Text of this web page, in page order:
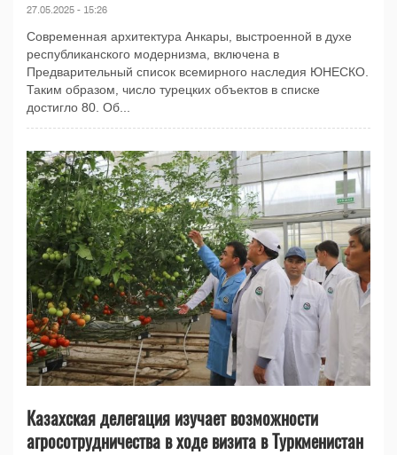
27.05.2025 - 15:26
Современная архитектура Анкары, выстроенной в духе
республиканского модернизма, включена в
Предварительный список всемирного наследия ЮНЕСКО.
Таким образом, число турецких объектов в списке
достигло 80. Об...
Казахская делегация изучает возможности
агросотрудничества в ходе визита в Туркменистан